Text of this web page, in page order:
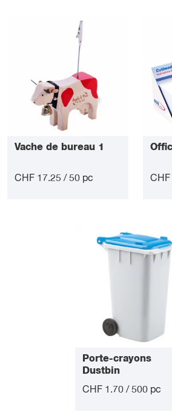
Vache de bureau 1
CHF 17.25 / 50 pc CHF
Porte-crayons
Dustbin
CHF 1.70 / 500 pc